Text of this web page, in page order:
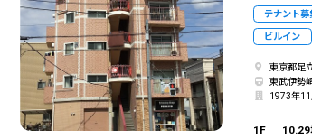
テナント募
ビルイン
東京都足
東武伊勢
1973年11
1F